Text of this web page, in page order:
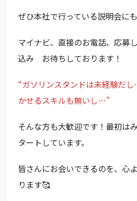
ぜひ本社で行っている説明会に
マイナビ、直接のお電話、応募
込み お待ちしております！
“ガソリンスタンドは未経験だ
かせるスキルも無いし…”
そんな方も大歓迎です！最初は
タートしています。
皆さんにお会いできるのを、心
ります🥰